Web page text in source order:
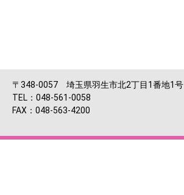
〒348-0057 埼玉県羽生市北2丁目1番地1号
TEL：048-561-0058
FAX：048-563-4200